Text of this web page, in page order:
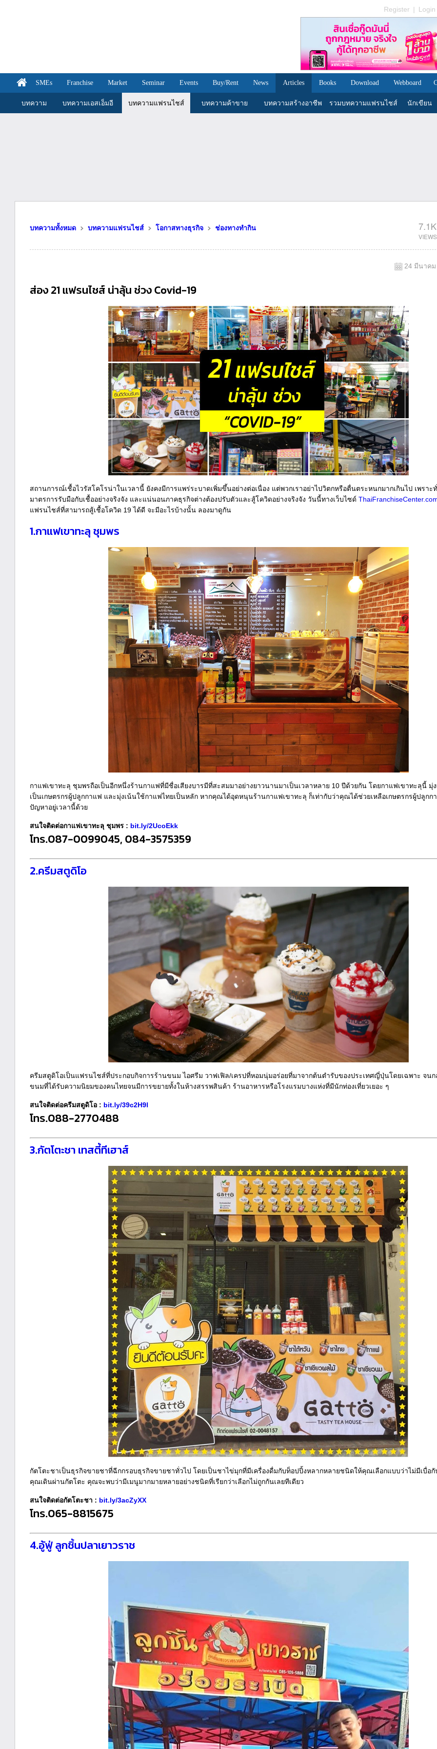
Register | Login
SMEs Franchise Market Seminar Events Buy/Rent News Articles Books Download Webboard
บทความ บทความเอสเอ็มอี บทความแฟรนไชส์ บทความค้าขาย บทความสร้างอาชีพ รวมบทความแฟรนไชส์ นักเขียน
บทความทั้งหมด บทความแฟรนไชส์ โอกาสทางธุรกิจ ช่องทางทำกิน 7.1K
24 มีนาคม
ส่อง 21 แฟรนไชส์ น่าลุ้น ช่วง Covid-19
สถานการณ์เชื้อไวรัสโคโรน่าในเวลานี้ ยังคงมีการแพร่ระบาดเพิ่มขึ้นอย่างต่อเนื่อง แต่พวกเราอย่าไปวิตกหรือตื่นตระหนกมากเกินไป เพราะ
มาตรการรับมือกับเชื้ออย่างจริงจัง และแน่นอนภาคธุรกิจต่างต้องปรับตัวและสู้โควิดอย่างจริงจัง วันนี้ทางเว็บไซด์
แฟรนไชส์ที่สามารถสู้เชื้อโควิด 19 ได้ดี จะมีอะไรบ้างนั้น ลองมาดูกัน
1.กาแฟเขาทะลุ ชุมพร
กาแฟเขาทะลุ ชุมพรถือเป็นอีกหนึ่งร้านกาแฟที่มีชื่อเสียงบารมีที่สะสมมาอย่างยาวนานมาเป็นเวลาหลาย 10 ปีด้วยกัน โดยกาแฟเขาทะลุนี้ มุ่
เป็นเกษตรกรผู้ปลูกกาแฟ และมุ่งเน้นใช้กาแฟไทยเป็นหลัก หากคุณได้อุดหนุนร้านกาแฟเขาทะลุ ก็เท่ากับว่าคุณได้ช่วยเหลือเกษตรกรผู้ปลูกก
ปัญหาอยู่เวลานี้ด้วย
สนใจติดต่อกาแฟเขาทะลุ ชุมพร : bit.ly/2UcoEkk
โทร.087-0099045, 084-3575359
2.ครีมสตูดิโอ
ครีมสตูดิโอเป็นแฟรนไชส์ที่ประกอบกิจการร้านขนม ไอศรีม วาฟเฟิล/เครปที่หอมนุ่มอร่อยที่มาจากต้นตำรับของประเทศญี่ปุ่นโดยเฉพาะ จนก
ขนมที่ได้รับความนิยมของคนไทยจนมีการขยายทั้งในห้างสรรพสินค้า ร้านอาหารหรือโรงแรมบางแห่งที่มีนักท่องเที่ยวเยอะ ๆ
สนใจติดต่อครีมสตูดิโอ : bit.ly/39c2H9l
โทร.088-2770488
3.กัตโตะชา เทสตี้ทีเฮาส์
กัตโตะชาเป็นธุรกิจขายชาที่ฉีกกรอบธุรกิจขายชาทั่วไป โดยเป็นชาไข่มุกที่มีเครื่องดื่มกับท็อปปิ้งหลากหลายชนิดให้คุณเลือกแบบว่าไม่มีเบื่อกั
คุณเดินผ่านกัตโตะ คุณจะพบว่ามีเมนูมากมายหลายอย่างชนิดที่เรียกว่าเลือกไม่ถูกกันเลยทีเดียว
สนใจติดต่อกัตโตะชา : bit.ly/3acZyXX
โทร.065-8815675
4.อู้ฟู่ ลูกชิ้นปลาเยาวราช